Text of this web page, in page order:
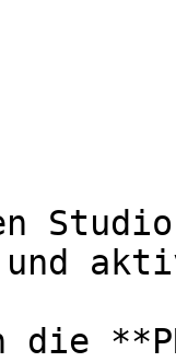
und
die